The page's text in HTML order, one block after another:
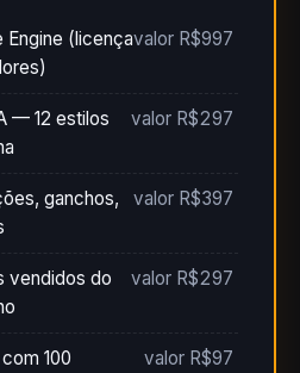
Engine (licençavalor R$997
— 12 estilos
valor R$297
ganchos,
valor R$397
vendidos do
valor R$297
100 valor R$97